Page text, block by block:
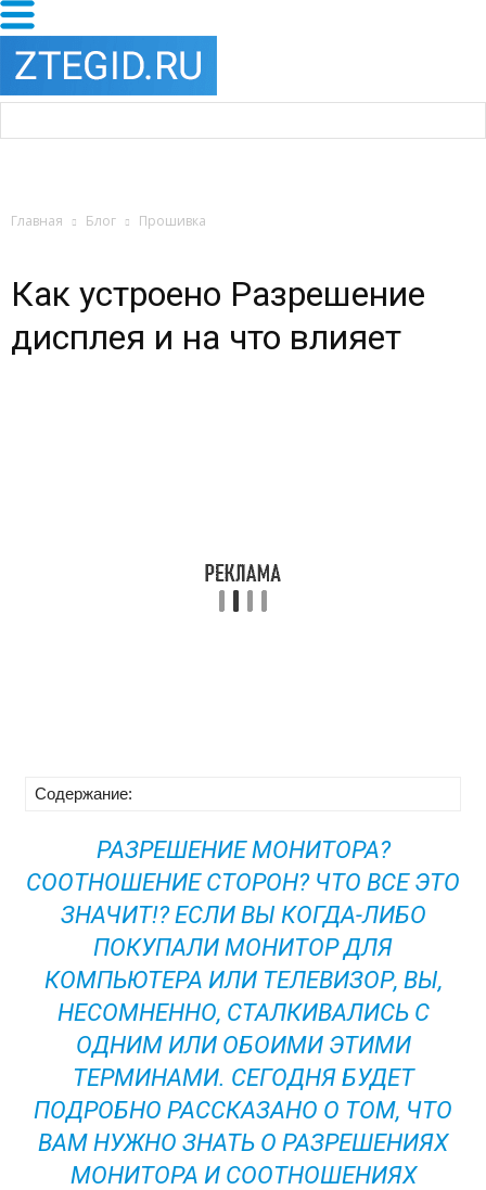
Главная Блог Прошивка
Как устроено Разрешение
дисплея и на что влияет
Содержание:
РАЗРЕШЕНИЕ МОНИТОРА?
СООТНОШЕНИЕ СТОРОН? ЧТО ВСЕ ЭТО
ЗНАЧИТ!? ЕСЛИ ВЫ КОГДА-ЛИБО
ПОКУПАЛИ МОНИТОР ДЛЯ
КОМПЬЮТЕРА ИЛИ ТЕЛЕВИЗОР, ВЫ,
НЕСОМНЕННО, СТАЛКИВАЛИСЬ С
ОДНИМ ИЛИ ОБОИМИ ЭТИМИ
ТЕРМИНАМИ. СЕГОДНЯ БУДЕТ
ПОДРОБНО РАССКАЗАНО О ТОМ, ЧТО
ВАМ НУЖНО ЗНАТЬ О РАЗРЕШЕНИЯХ
МОНИТОРА И СООТНОШЕНИЯХ